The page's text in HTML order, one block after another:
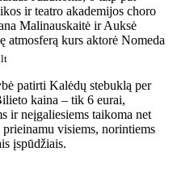
ir teatro akademijos choro
Malinauskaitė ir Auksė
atmosferą kurs aktorė Nomeda
patirti Kalėdų stebuklą per
kaina – tik 6 eurai,
ir neįgaliesiems taikoma net
visiems, norintiems
įspūdžiais.